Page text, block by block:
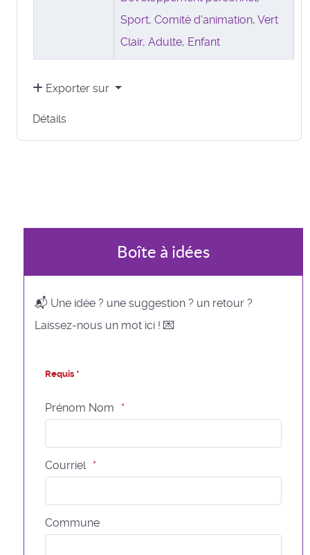
Sport, Comité d'animation, Vert
Clair, Adulte, Enfant
Exporter sur
Détails
Boîte à idées
📬 Une idée ? une suggestion ? un retour ?
Laissez-nous un mot ici ! 💌
Requis *
Prénom Nom
Courriel
Commune